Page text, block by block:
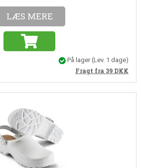
LÆS MERE
På lager(Lev. 1 dage)
Fragt fra 39 DKK